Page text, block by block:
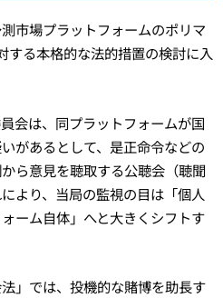
市場プラットフォームのポリマ
る本格的な法的措置の検討に入
会は、同プラットフォームが国
があるとして、是正命令などの
ら意見を聴取する公聴会（聴聞
より、当局の監視の目は「個人
ーム自体」へと大きくシフトす
」では、投機的な賭博を助長す